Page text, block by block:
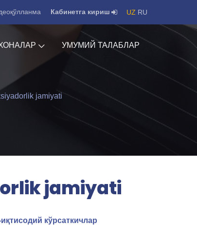
Кабинетга кириш UZ RU
УМУМИЙ ТАЛАБЛАР
jamiyati
jamiyati
кўрсаткичлар